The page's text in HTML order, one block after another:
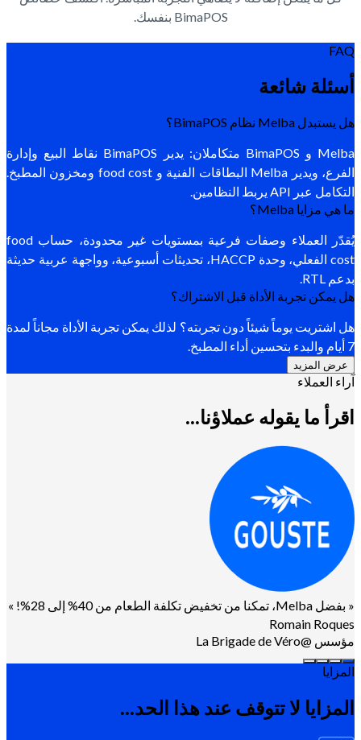
BimaPOS بنفسك.
FAQ
أسئلة شائعة
هل يستبدل Melba نظام BimaPOS؟
Melba و BimaPOS متكاملان: يدير BimaPOS نقاط البيع وإدارة
الفرع، ويدير Melba البطاقات الفنية و food cost ومخزون المطبخ.
التكامل عبر API يربط النظامين.
ما هي مزايا Melba؟
يُقدّر العملاء وصفات فرعية بمستويات غير محدودة، حساب food
cost الفعلي، وحدة HACCP، تحديثات أسبوعية، وواجهة عربية حديثة
بدعم RTL.
هل يمكن تجربة الأداة قبل الاشتراك؟
هل اشتريت يوماً شيئاً دون تجربته؟ لذلك يمكن تجربة الأداة مجاناً لمدة
7 أيام والبدء بتحسين أداء المطبخ.
عرض المزيد
آراء العملاء
اقرأ ما يقوله عملاؤنا...
« بفضل Melba، تمكنا من تخفيض تكلفة الطعام من 40% إلى 28%!
»
Romain Roques
مؤسس @La Brigade de Véro
المزايا
المزايا لا تتوقف عند هذا الحد...